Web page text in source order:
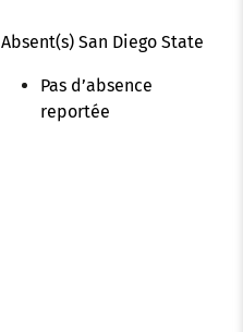
Absent(s) San Diego State
Pas d’absence
reportée